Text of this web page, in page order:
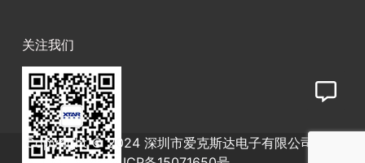
关注我们
Copyright © 2024 深圳市爱克斯达电子有限公司